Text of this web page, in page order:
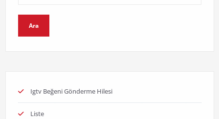
Ara
Igtv Beğeni Gönderme Hilesi
Liste